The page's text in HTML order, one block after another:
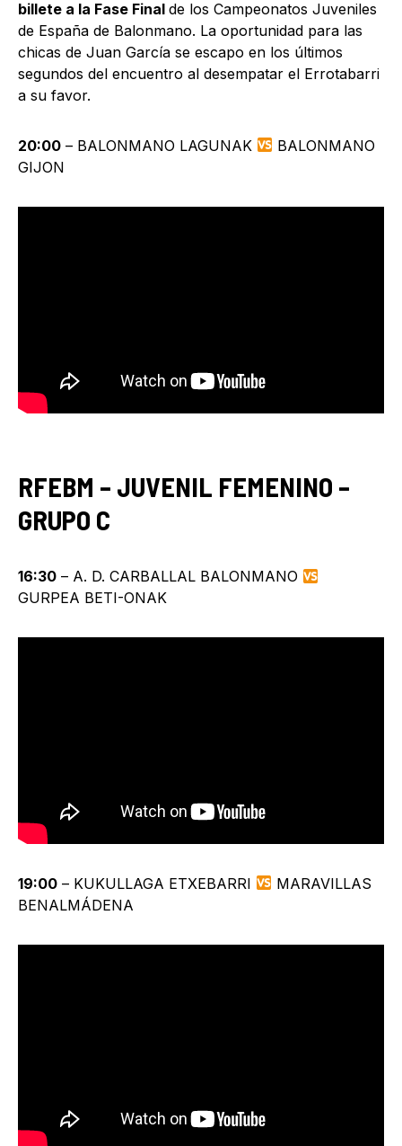
billete a la Fase Final de los Campeonatos Juveniles
de España de Balonmano. La oportunidad para las
chicas de Juan García se escapo en los últimos
segundos del encuentro al desempatar el Errotabarri
a su favor.
20:00 – BALONMANO LAGUNAK
BALONMANO
GIJON
RFEBM – JUVENIL FEMENINO –
GRUPO C
16:30 – A. D. CARBALLAL BALONMANO
GURPEA BETI-ONAK
19:00 – KUKULLAGA ETXEBARRI
MARAVILLAS
BENALMÁDENA